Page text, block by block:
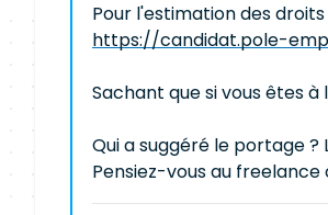
Pour l'estimation des
https://candidat.pole-
Sachant que si vous êtes
Qui a suggéré le portage ?
Pensiez-vous au